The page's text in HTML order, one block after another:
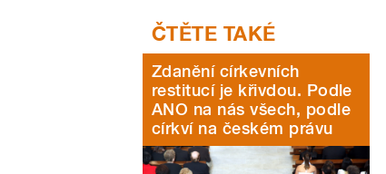
Zdanění církevních
restitucí je křivdou. Podle
ANO na nás všech, podle
církví na českém právu